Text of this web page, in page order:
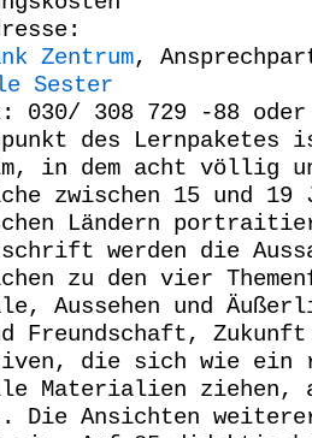
Zentrum,
Sester
030/ 308 729 -88
des Lernpaketes
in dem acht völlig
zwischen 15 und
Ländern
werden die
zu den vier
Aussehen und
Freundschaft, Zukunft
die sich wie ein
Materialien ziehen,
Die Ansichten